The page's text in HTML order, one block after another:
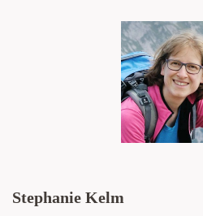
Stephanie Kelm